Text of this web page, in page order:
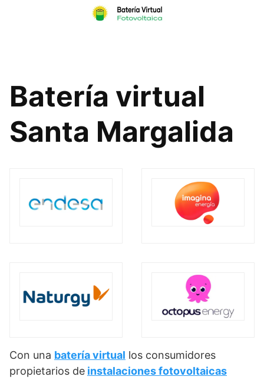
Batería virtual
Santa Margalida
Con una batería virtual los consumidores
propietarios de instalaciones fotovoltaicas